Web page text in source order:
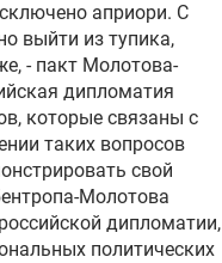
априори. С
выйти из тупика,
- пакт Молотова-
дипломатия
которые связаны с
таких вопросов
свой
Молотова
дипломатии,
политических